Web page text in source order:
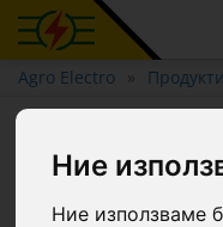
Ние
Ние използваме
Agro Electro Продукти
Спрей